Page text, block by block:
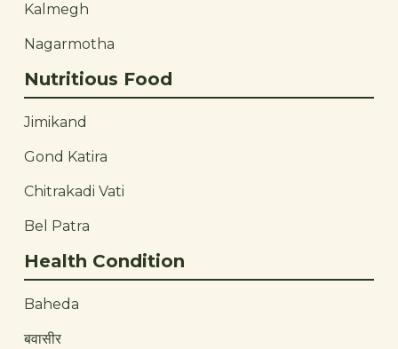
Kalmegh
Nagarmotha
Nutritious Food
Jimikand
Gond Katira
Chitrakadi Vati
Bel Patra
Health Condition
Baheda
बवासीर